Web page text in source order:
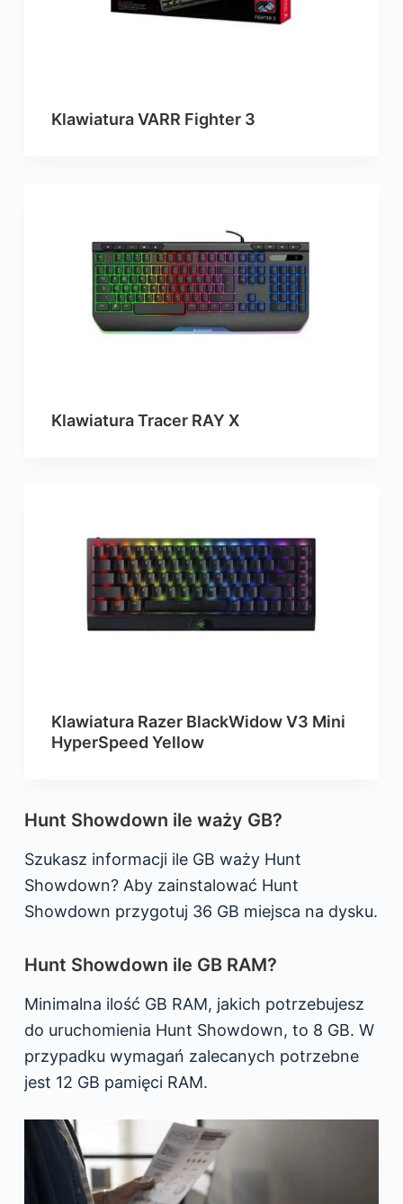
Klawiatura VARR Fighter 3
Klawiatura Tracer RAY X
Klawiatura Razer BlackWidow V3 Mini
HyperSpeed Yellow
Hunt Showdown ile waży GB?
Szukasz informacji ile GB waży Hunt
Showdown? Aby zainstalować Hunt
Showdown przygotuj 36 GB miejsca na dysku.
Hunt Showdown ile GB RAM?
Minimalna ilość GB RAM, jakich potrzebujesz
do uruchomienia Hunt Showdown, to 8 GB. W
przypadku wymagań zalecanych potrzebne
jest 12 GB pamięci RAM.